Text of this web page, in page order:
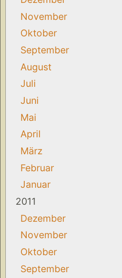
November
Oktober
September
August
Juli
Juni
Mai
April
März
Februar
Januar
2011
Dezember
November
Oktober
September